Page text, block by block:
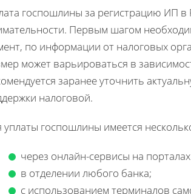
госпошлины за регистрацию ИП в
Первым шагом
по информации от налоговых
может варьироваться в
заранее уточнить
налоговой.
уплаты госпошлины имеется
через онлайн-сервисы на
в отделении любого банка;
с использованием терминалов